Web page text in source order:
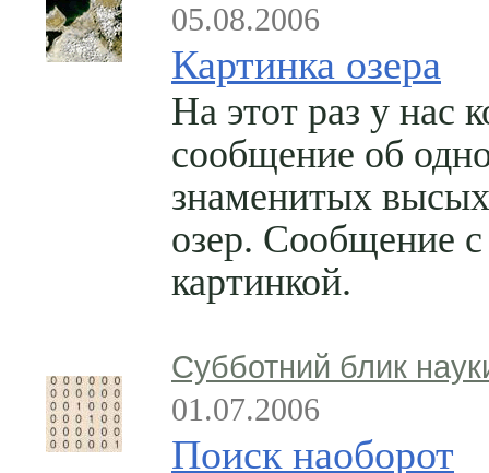
05.08.2006
Картинка озера
На этот раз у нас
сообщение об
знаменитых
озер. Сообщение с
картинкой.
Субботний блик
01.07.2006
Поиск наоборот